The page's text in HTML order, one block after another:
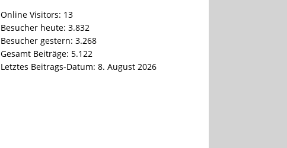
Online Visitors: 13
Besucher heute: 3.832
Besucher gestern: 3.268
Gesamt Beiträge: 5.122
Letztes Beitrags-Datum: 8. August 2026